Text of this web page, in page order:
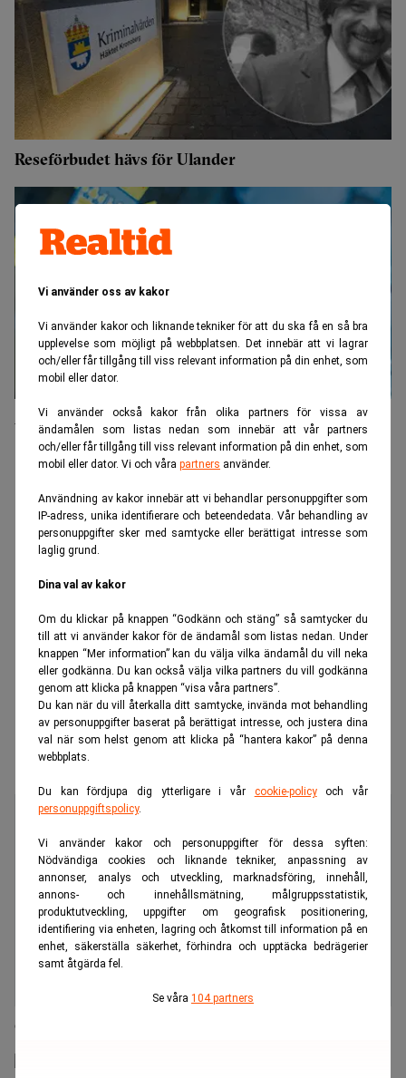
Vi använder oss av kakor
Vi använder kakor och liknande tekniker för att du ska få en så bra
upplevelse som möjligt på webbplatsen. Det innebär att vi lagrar
och/eller får tillgång till viss relevant information på din enhet, som
mobil eller dator.
Vi använder också kakor från olika partners för vissa av
ändamålen som listas nedan som innebär att vår partners
och/eller får tillgång till viss relevant information på din enhet, som
mobil eller dator. Vi och våra partners använder.
Användning av kakor innebär att vi behandlar personuppgifter som
IP-adress, unika identifierare och beteendedata. Vår behandling av
personuppgifter sker med samtycke eller berättigat intresse som
laglig grund.
Dina val av kakor
Om du klickar på knappen “Godkänn och stäng” så samtycker du
till att vi använder kakor för de ändamål som listas nedan. Under
knappen “Mer information” kan du välja vilka ändamål du vill neka
eller godkänna. Du kan också välja vilka partners du vill godkänna
genom att klicka på knappen “visa våra partners”.
Du kan när du vill återkalla ditt samtycke, invända mot behandling
av personuppgifter baserat på berättigat intresse, och justera dina
val när som helst genom att klicka på “hantera kakor” på denna
webbplats.
Du kan fördjupa dig ytterligare i vår cookie-policyoch vår
personuppgiftspolicy.
Vi använder kakor och personuppgifter för dessa syften:
Nödvändiga cookies och liknande tekniker, anpassning av
annonser, analys och utveckling, marknadsföring, innehåll,
annons- och innehållsmätning, målgruppsstatistik,
produktutveckling, uppgifter om geografisk positionering,
identifiering via enheten, lagring och åtkomst till information på en
enhet, säkerställa säkerhet, förhindra och upptäcka bedrägerier
samt åtgärda fel.
Se våra 104 partners
Reseförbudet hävs för Ulander
Åtalsbeslut mot Johan Ulander dröjer
ANNONS
Guldstrand och Lindh frias i hovrätten